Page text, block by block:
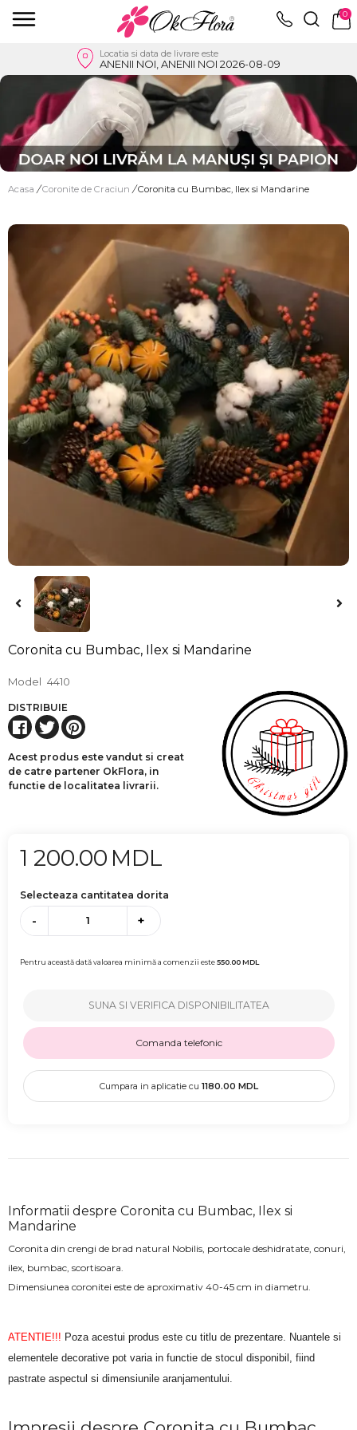
0
Locatia si data de livrare este
ANENII NOI, ANENII NOI 2026-08-09
Acasa / Coronite de Craciun / Coronita cu Bumbac, Ilex si Mandarine
Coronita cu Bumbac, Ilex si Mandarine
Model 4410
DISTRIBUIE
Acest produs este vandut si creat
de catre partener OkFlora, in
functie de localitatea livrarii.
1 200.00 MDL
Selecteaza cantitatea dorita
- +
Pentru această dată valoarea minimă a comenzii este550.00MDL
SUNA SI VERIFICA DISPONIBILITATEA
Comanda telefonic
Cumpara in aplicatie cu 1180.00 MDL
Informatii despre Coronita cu Bumbac, Ilex si
Mandarine
Coronita din crengi de brad natural Nobilis, portocale deshidratate, conuri,
ilex, bumbac, scortisoara.
Dimensiunea coronitei este de aproximativ 40-45 cm in diametru.
ATENTIE!!! Poza acestui produs este cu titlu de prezentare. Nuantele si
elementele decorative pot varia in functie de stocul disponibil, fiind
pastrate aspectul si dimensiunile aranjamentului.